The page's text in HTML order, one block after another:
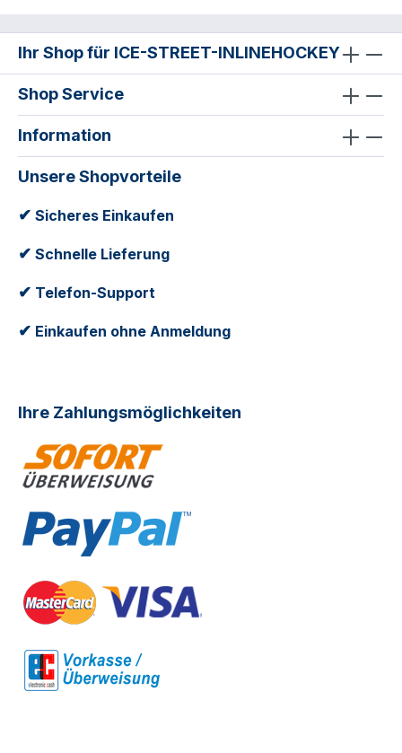
Ihr Shop für ICE-STREET-INLINEHOCKEY
Shop Service
Information
Unsere Shopvorteile
✔ Sicheres Einkaufen
✔ Schnelle Lieferung
✔ Telefon-Support
✔ Einkaufen ohne Anmeldung
Ihre Zahlungsmöglichkeiten